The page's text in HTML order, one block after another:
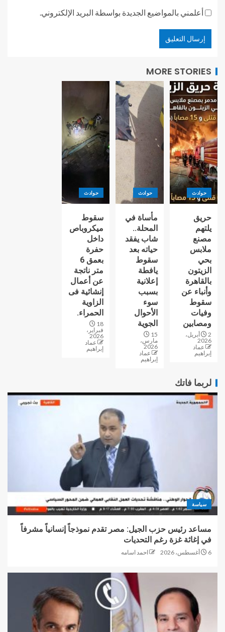
أعلمني بالمواضيع الجديدة بواسطة البريد الإلكتروني.
MORE STORIES
حوادث
حريق
يلتهم
مصنع
ملابس
بحي
الزيتون
بالقاهرة
وأنباء عن
سقوط
وفيات
ومصابين
2 أبريل،
2026
عماد
إبراهيم
حوادث
مأساة في
المحلة..
شاب يفقد
حياته بعد
سقوط
يافطة
إعلانية
بسبب
سوء
الأحوال
الجوية
15
مارس،
2026
عماد
إبراهيم
حوادث
سقوط
ميكروباص
داخل
حفرة
بعمق 6
متر ناتجة
عن أعمال
إنشائية فى
الزاوية
الحمراء.
18
فبراير،
2026
عماد
إبراهيم
لربما فاتك
سياسة
مساعد رئيس حزب الجيل: مصر تقدم نموذجاً إنسانياً مشرفاً
في إغاثة غزة رغم التحديات
6 أغسطس، 2026 احمد اسامه